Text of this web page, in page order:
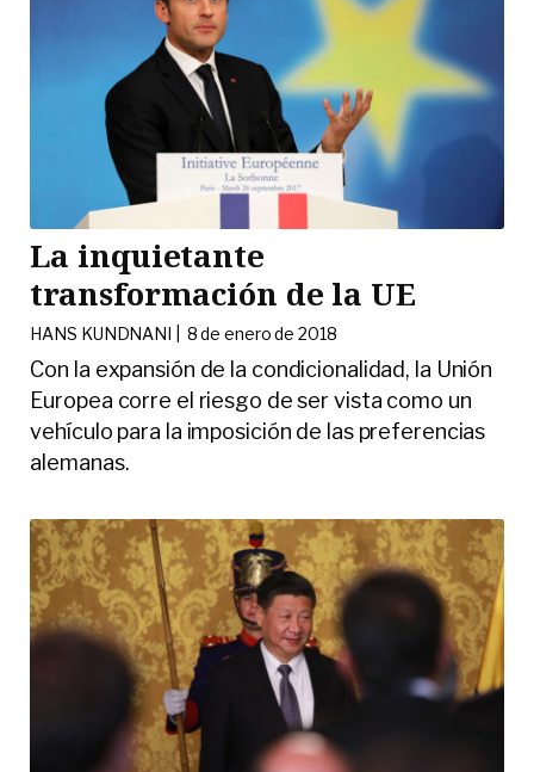
La inquietante
transformación de la UE
HANS KUNDNANI | 8 de enero de 2018
Con la expansión de la condicionalidad, la Unión
Europea corre el riesgo de ser vista como un
vehículo para la imposición de las preferencias
alemanas.